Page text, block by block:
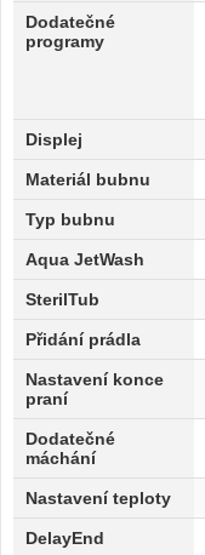
Dodatečné
programy
Displej
Materiál bubnu
Typ bubnu
Aqua JetWash
SterilTub
Přidání prádla
Nastavení konce
praní
Dodatečné
máchání
Nastavení teploty
DelayEnd